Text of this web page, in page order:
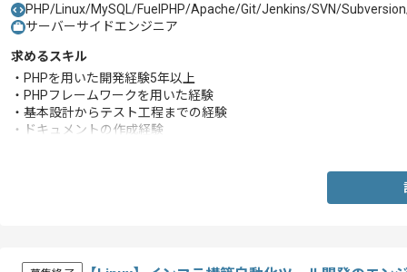
PHP/Linux/MySQL/FuelPHP/Apache/Git/Jenkins/SVN/
サーバーサイドエンジニア
求めるスキル
・PHPを用いた開発経験5年以上
・PHPフレームワークを用いた経験
・基本設計からテスト工程までの経験
・ドキュメントの作成経験